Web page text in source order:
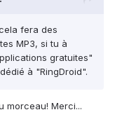
fera des
MP3, si tu à
gratuites"
à "RingDroid".
morceau! Merci...